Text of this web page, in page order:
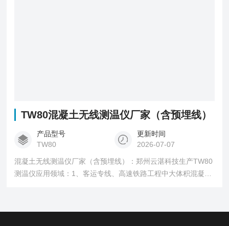
TW80混凝土无线测温仪厂家（含预埋线）
产品型号
TW80
更新时间
2026-07-07
混凝土无线测温仪厂家（含预埋线）：郑州云湛科技生产TW80
测温仪应用领域：1、客运专线、高速铁路工程中大体积混凝土
监控4、水利施工中大体积混凝土大坝坝体温度监控等